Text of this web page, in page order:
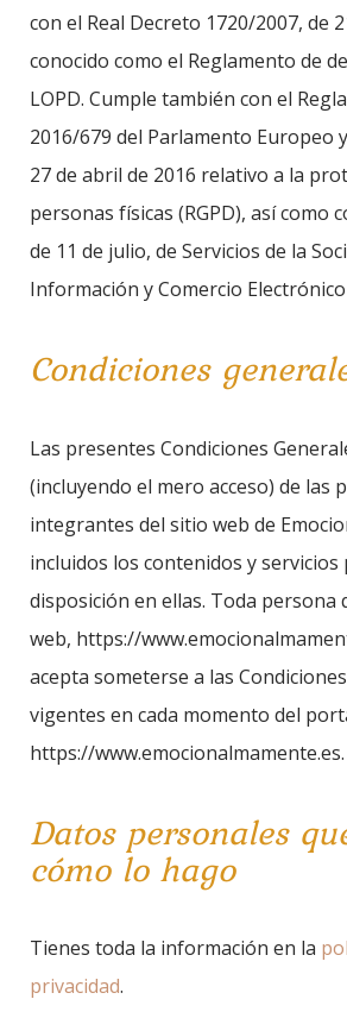
con el Real Decreto 1720/2007, de
conocido como el Reglamento de
LOPD. Cumple también con el
2016/679 del Parlamento Europeo
27 de abril de 2016 relativo a la
personas físicas (RGPD), así como
de 11 de julio, de Servicios de la
Información y Comercio Electrónico
Condiciones
Las presentes Condiciones
(incluyendo el mero acceso) de las
integrantes del sitio web de
incluidos los contenidos y servicios
disposición en ellas. Toda persona
web, https://
acepta someterse a las
vigentes en cada momento del
https://www.emocionalmamente.es.
Datos personales
cómo lo hago
Tienes toda la información en la
privacidad.